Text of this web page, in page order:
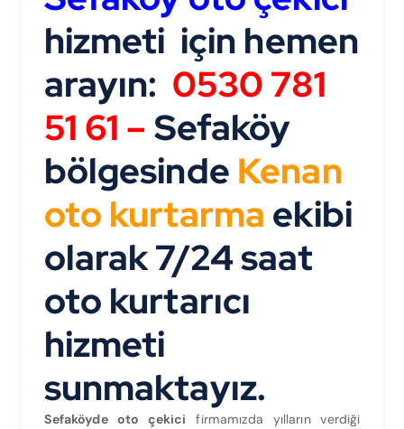
hizmeti için hemen
arayın: 0530 781
51 61 –Sefaköy
bölgesinde Kenan
oto kurtarma ekibi
olarak 7/24 saat
oto kurtarıcı
hizmeti
sunmaktayız.
Sefaköyde oto çekici firmamızda yılların verdiği